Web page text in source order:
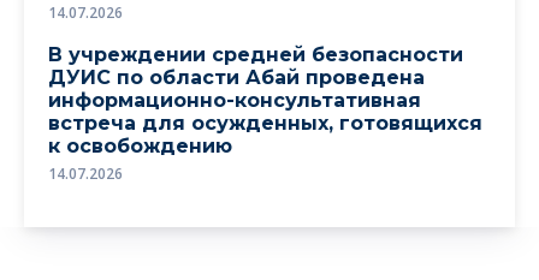
14.07.2026
В учреждении средней безопасности
ДУИС по области Абай проведена
информационно-консультативная
встреча для осужденных, готовящихся
к освобождению
14.07.2026